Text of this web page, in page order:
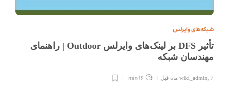
شبکه‌های وایرلس
تأثیر DFS بر لینک‌های وایرلس Outdoor | راهنمای
مهندسان شبکه
wiki_admin 7 ماه قبل 16 min